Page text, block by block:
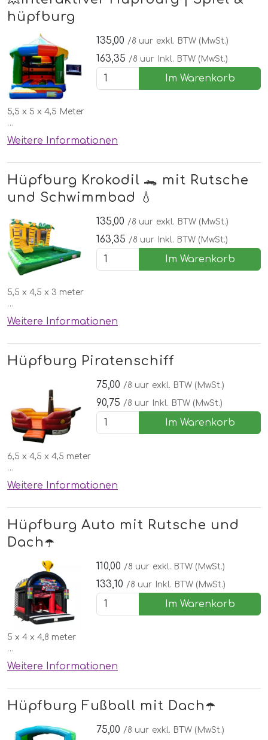
hüpfburg
135,00 /8 uur exkl. BTW (MwSt.)
163,35 /8 uur Inkl. BTW (MwSt.)
Im Warenkorb
5,5 x 5 x 4,5 Meter
✅Kostenlose lieferung, aufbau und abbau in Nordhorn
🌞schönen Wettergarantie
Weitere Informationen
Hüpfburg Krokodil 🐊 mit Rutsche
und Schwimmbad 💧
135,00 /8 uur exkl. BTW (MwSt.)
163,35 /8 uur Inkl. BTW (MwSt.)
Im Warenkorb
5,5 x 4,5 x 3 meter
✔️Mit Rutsche und pool!
✔️Kostenlose lieferung, aufbau und abbau in Nordhorn
Weitere Informationen
Hüpfburg Piratenschiff
75,00 /8 uur exkl. BTW (MwSt.)
90,75 /8 uur Inkl. BTW (MwSt.)
Im Warenkorb
6,5 x 4,5 x 4,5 meter
✅Kostenlose lieferung, aufbau und abbau in Nordhorn
🌞Inklusive schönen Wettergarantie
Weitere Informationen
Hüpfburg Auto mit Rutsche und
Dach☂️
110,00 /8 uur exkl. BTW (MwSt.)
133,10 /8 uur Inkl. BTW (MwSt.)
Im Warenkorb
5 x 4 x 4,8 meter
✅Kostenlose lieferung, aufbau und abbau in Nordhorn
🌞Inklusive schönen Wettergarantie
Weitere Informationen
Hüpfburg Fußball mit Dach☂️
75,00 /8 uur exkl. BTW (MwSt.)